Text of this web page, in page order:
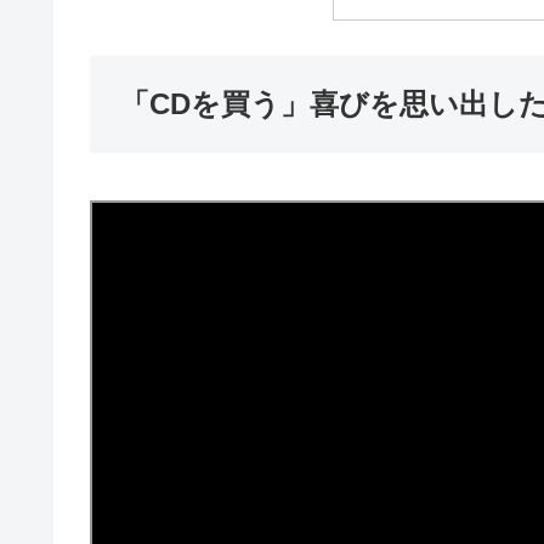
「CDを買う」喜びを思い出し